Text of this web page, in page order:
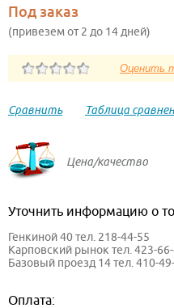
Под заказ
(привезем от 2 до 14 дней)
Сравнить Таблица
Цена/качество
Уточнить информацию о
Генкиной 40 тел. 218-44-55
Карповский рынок тел. 423-
Базовый проезд 14 тел. 410-
Оплата: